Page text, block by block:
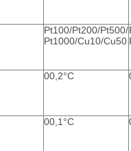
Pt100/Pt200/Pt500/
Pt1000/Cu10/Cu50
00,2°C
00,1°C